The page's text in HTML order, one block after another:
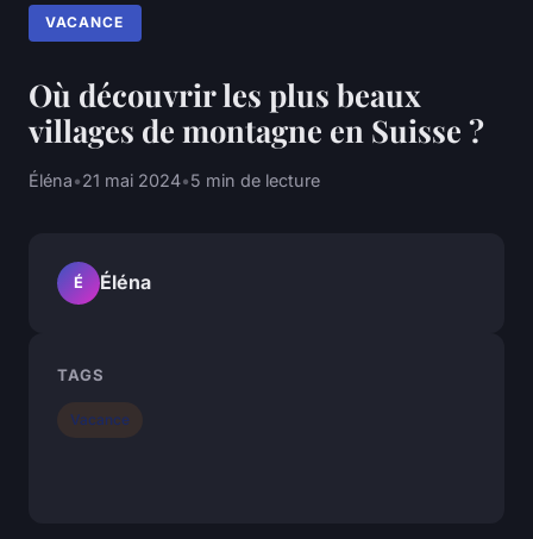
VACANCE
Où découvrir les plus beaux
villages de montagne en Suisse ?
Éléna•21 mai 2024•5 min de lecture
É Éléna
TAGS
Vacance